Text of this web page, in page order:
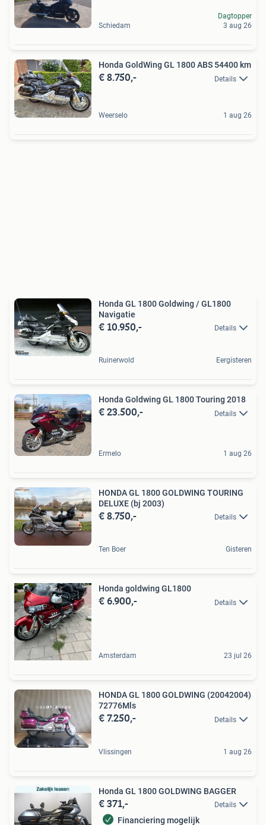
Schiedam
Dagtopper
3 aug 26
Honda GoldWing GL 1800 ABS 54400 km
€ 8.750,- Details
Weerselo 1 aug 26
Honda GL 1800 Goldwing / GL1800
Navigatie
€ 10.950,- Details
Ruinerwold Eergisteren
Honda Goldwing GL 1800 Touring 2018
€ 23.500,- Details
Ermelo 1 aug 26
HONDA GL 1800 GOLDWING TOURING
DELUXE (bj 2003)
€ 8.750,- Details
Ten Boer Gisteren
Honda goldwing GL1800
€ 6.900,- Details
Amsterdam 23 jul 26
HONDA GL 1800 GOLDWING (20042004)
72776Mls
€ 7.250,- Details
Vlissingen 1 aug 26
Honda GL 1800 GOLDWING BAGGER
€ 371,- Details
Financiering mogelijk